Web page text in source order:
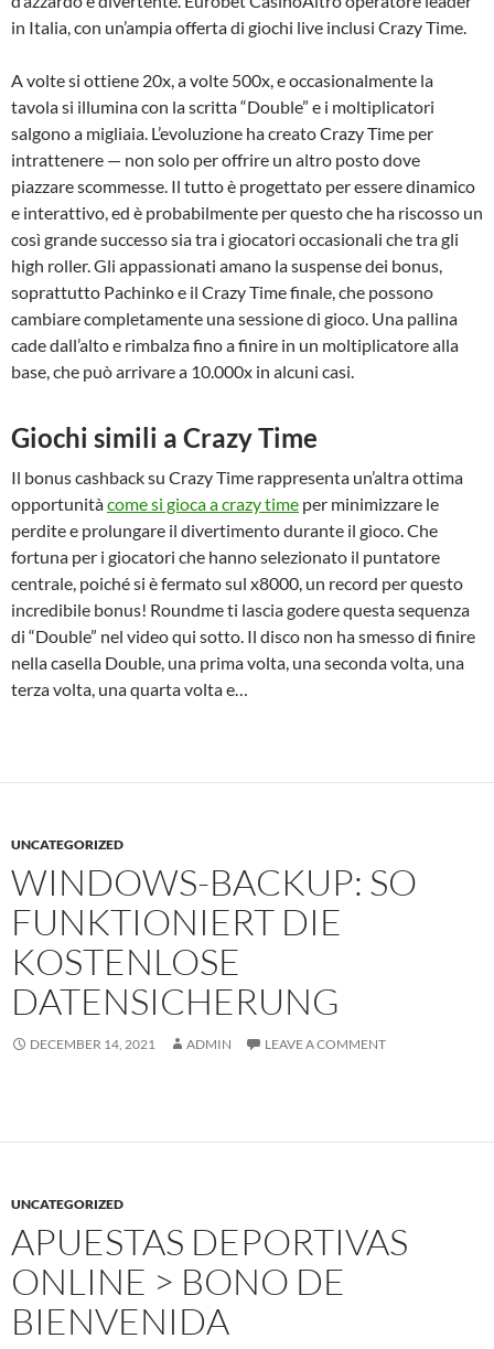
in Italia, con un’ampia offerta di giochi live inclusi Crazy Time.
A volte si ottiene 20x, a volte 500x, e occasionalmente la
tavola si illumina con la scritta “Double” e i moltiplicatori
salgono a migliaia. L’evoluzione ha creato Crazy Time per
intrattenere — non solo per offrire un altro posto dove
piazzare scommesse. Il tutto è progettato per essere dinamico
e interattivo, ed è probabilmente per questo che ha riscosso un
così grande successo sia tra i giocatori occasionali che tra gli
high roller. Gli appassionati amano la suspense dei bonus,
soprattutto Pachinko e il Crazy Time finale, che possono
cambiare completamente una sessione di gioco. Una pallina
cade dall’alto e rimbalza fino a finire in un moltiplicatore alla
base, che può arrivare a 10.000x in alcuni casi.
Giochi simili a Crazy Time
Il bonus cashback su Crazy Time rappresenta un’altra ottima
opportunitàcome si gioca a crazy time per minimizzare le
perdite e prolungare il divertimento durante il gioco. Che
fortuna per i giocatori che hanno selezionato il puntatore
centrale, poiché si è fermato sul x8000, un record per questo
incredibile bonus! Roundme ti lascia godere questa sequenza
di “Double” nel video qui sotto. Il disco non ha smesso di finire
nella casella Double, una prima volta, una seconda volta, una
terza volta, una quarta volta e…
UNCATEGORIZED
WINDOWS-BACKUP: SO
FUNKTIONIERT DIE
KOSTENLOSE
DATENSICHERUNG
DECEMBER 14, 2021 ADMIN LEAVE A COMMENT
UNCATEGORIZED
APUESTAS DEPORTIVAS
ONLINE > BONO DE
BIENVENIDA